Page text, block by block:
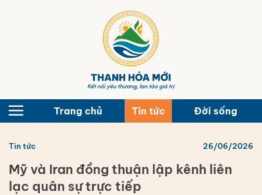
Trang chủ Tin tức Đời sống
Tin tức 26/06/2026
Mỹ và Iran đồng thuận lập kênh liên
lạc quân sự trực tiếp